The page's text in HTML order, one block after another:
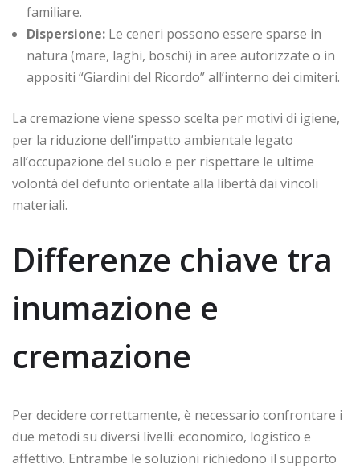
familiare.
Dispersione: Le ceneri possono essere sparse in
natura (mare, laghi, boschi) in aree autorizzate o in
appositi “Giardini del Ricordo” all’interno dei cimiteri.
La cremazione viene spesso scelta per motivi di igiene,
per la riduzione dell’impatto ambientale legato
all’occupazione del suolo e per rispettare le ultime
volontà del defunto orientate alla libertà dai vincoli
materiali.
Differenze chiave tra
inumazione e
cremazione
Per decidere correttamente, è necessario confrontare i
due metodi su diversi livelli: economico, logistico e
affettivo. Entrambe le soluzioni richiedono il supporto